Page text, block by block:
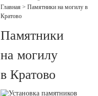
Главная > Памятники на могилу в
Кратово
Памятники
на могилу
в Кратово